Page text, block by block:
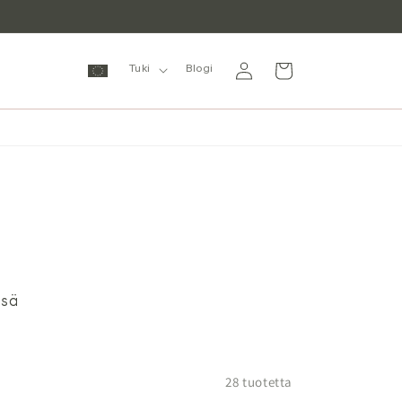
Tuki Blogi
sisään
Ostoskori
28 tuotetta